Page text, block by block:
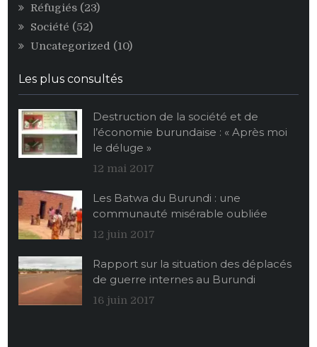
Réfugiés (23)
Société (52)
Uncategorized (10)
Les plus consultés
Destruction de la société et de
l’économie burundaise : « Après moi
le déluge »
12 mai 2017
Les Batwa du Burundi : une
communauté misérable oubliée
12 juin 2017
Rapport sur la situation des déplacés
de guerre internes au Burundi
16 juin 2017